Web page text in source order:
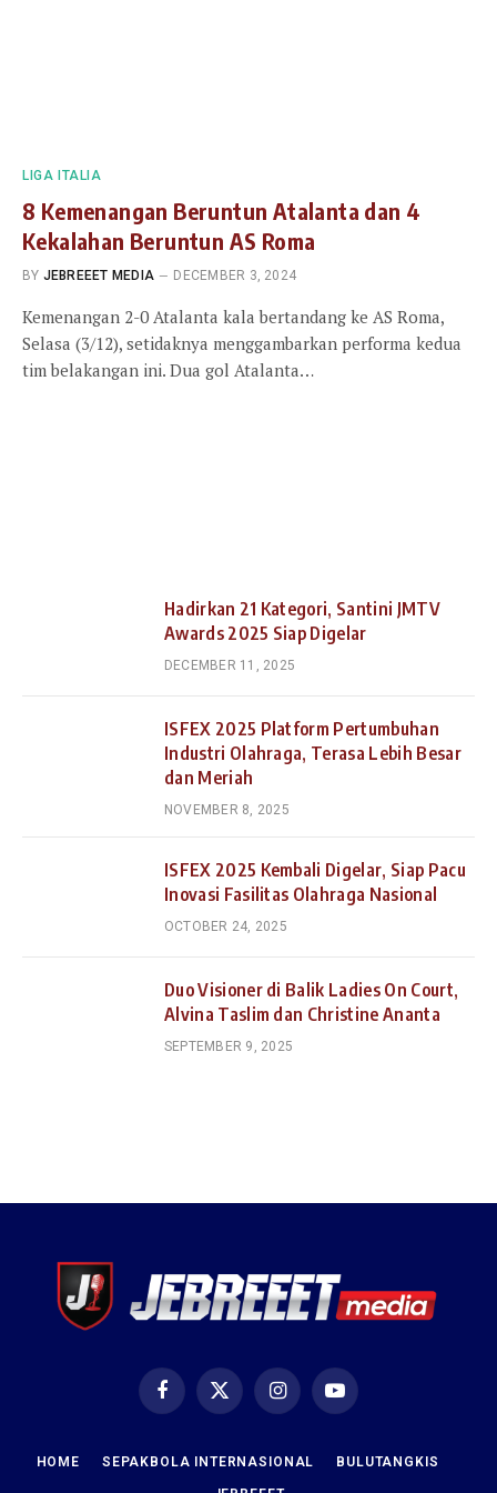
LIGA ITALIA
8 Kemenangan Beruntun Atalanta dan 4
Kekalahan Beruntun AS Roma
BY JEBREEET MEDIA DECEMBER 3, 2024
Kemenangan 2-0 Atalanta kala bertandang ke AS Roma,
Selasa (3/12), setidaknya menggambarkan performa kedua
tim belakangan ini. Dua gol Atalanta…
Hadirkan 21 Kategori, Santini JMTV
Awards 2025 Siap Digelar
DECEMBER 11, 2025
ISFEX 2025 Platform Pertumbuhan
Industri Olahraga, Terasa Lebih Besar
dan Meriah
NOVEMBER 8, 2025
ISFEX 2025 Kembali Digelar, Siap Pacu
Inovasi Fasilitas Olahraga Nasional
OCTOBER 24, 2025
Duo Visioner di Balik Ladies On Court,
Alvina Taslim dan Christine Ananta
SEPTEMBER 9, 2025
FacebookX
(Twitter)
InstagramYouTube
HOME SEPAKBOLA INTERNASIONAL BULUTANGKIS